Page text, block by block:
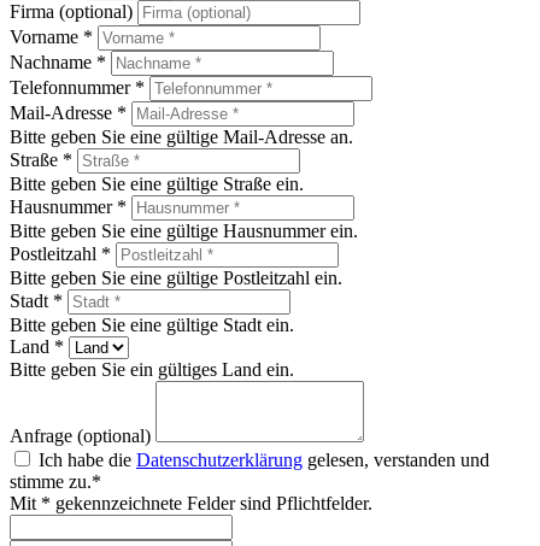
Firma (optional)
Vorname *
Nachname *
Telefonnummer *
Mail-Adresse *
Bitte geben Sie eine gültige Mail-Adresse an.
Straße *
Bitte geben Sie eine gültige Straße ein.
Hausnummer *
Bitte geben Sie eine gültige Hausnummer ein.
Postleitzahl *
Bitte geben Sie eine gültige Postleitzahl ein.
Stadt *
Bitte geben Sie eine gültige Stadt ein.
Land *
Bitte geben Sie ein gültiges Land ein.
Anfrage (optional)
Ich habe die Datenschutzerklärung gelesen, verstanden und
stimme zu.*
Mit * gekennzeichnete Felder sind Pflichtfelder.